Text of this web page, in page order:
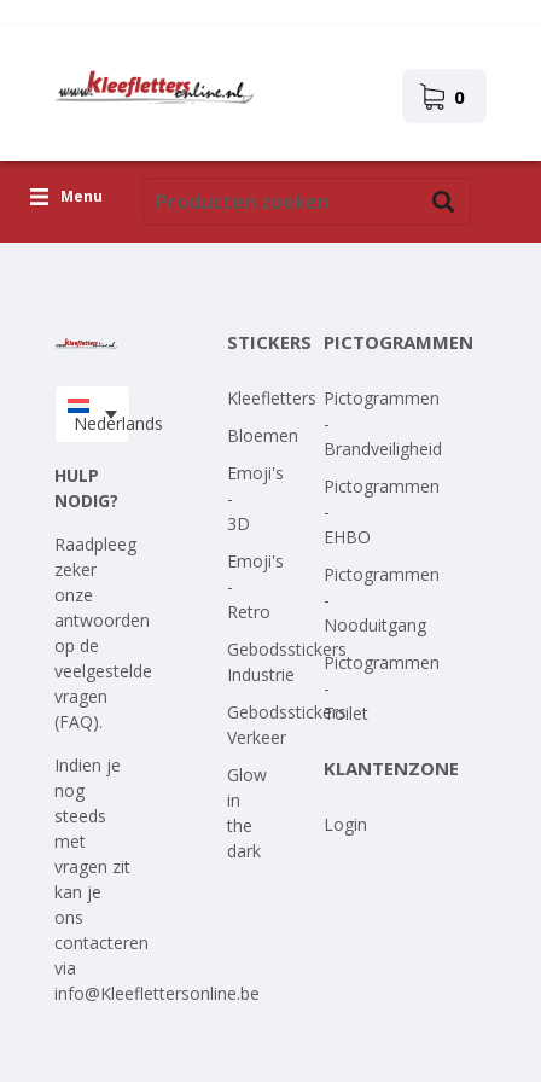
0
Menu
Upload je eigen ontwerp
Nederlands
HULP
NODIG?
Raadpleeg
zeker
onze
antwoorden
op de
veelgestelde
vragen
(FAQ).
Indien je
nog
steeds
met
vragen zit
kan je
ons
contacteren
via
info@Kleeflettersonline.be
STICKERS
Kleefletters
Bloemen
Emoji's
-
3D
Emoji's
-
Retro
Gebodsstickers
Industrie
Gebodsstickers
Verkeer
Glow
in
the
dark
PICTOGRAMMEN
Pictogrammen
-
Brandveiligheid
Pictogrammen
-
EHBO
Pictogrammen
-
Nooduitgang
Pictogrammen
-
Toilet
KLANTENZONE
Login